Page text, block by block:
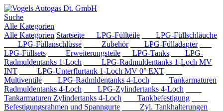
Suche
Alle Kategorien
Alle Kategorien Startseite LPG-Füllteile
LPG-Füllschläuche
LPG-Füllanschlüsse
Zubehör
LPG-Fülladapter
LPG-Füllsets
Erweiterungsteile LPG-Tanks
LPG-
Radmuldentanks 1-Loch
LPG-Radmuldentanks 1-Loch MV
INT
LPG-Unterflurtank 1-Loch MV 0° EXT
Multiventile
LPG-Radmldentanks 4-Loch
Tankarmaturen
Radmuldentanks 4-Loch
LPG-Zylindertanks 4-Loch
Tankarmaturen Zylindertanks 4-Loch
Tankbefestigung
Befestigungsrahmen und Spanngurte
Zyl. Tankhalterungen